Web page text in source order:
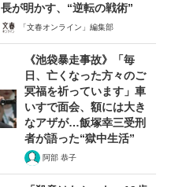
長が明かす、“逆転の戦術”
「文春オンライン」編集部
《池袋暴走事故》「毎
日、亡くなった方々のご
冥福を祈っています」車
いすで面会、額には大き
なアザが…飯塚幸三受刑
者が語った“獄中生活”
阿部 恭子